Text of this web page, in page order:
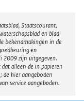
Staatscourant,
en blad
bekendmakingen in de
en
2009 zijn uitgegeven.
alleen de in papieren
de hier aangeboden
service aangeboden.